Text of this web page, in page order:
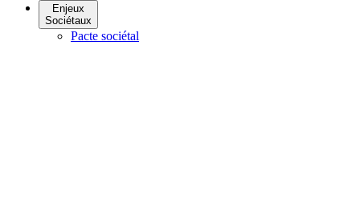
Enjeux
Sociétaux
Pacte sociétal